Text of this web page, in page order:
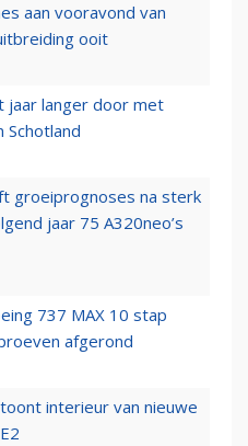
aan vooravond van
ooit
jaar langer door met
Schotland
groeiprognoses na sterk
jaar 75 A320neo’s
737 MAX 10 stap
afgerond
interieur van nieuwe